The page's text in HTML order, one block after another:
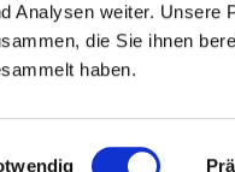
Analysen weiter. Unsere
die Sie ihnen
haben.